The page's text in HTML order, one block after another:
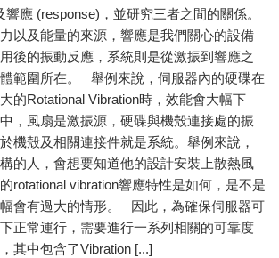
應 (response)，並研究三者之間的關係。
以及能量的來源，響應是我們關心的設備
後的振動反應，系統則是從激振到響應之
範圍所在。 舉例來說，伺服器內的硬碟在
的Rotational Vibration時，效能會大幅下
，風扇是激振源，硬碟與機殼連接處的振
機殼及相關連接件就是系統。舉例來說，
的人，會想要知道他的設計安裝上散熱風
rotational vibration響應特性是如何，是不是
會有過大的情形。 因此，為確保伺服器可
正常運行，需要進行一系列相關的可靠度
其中包含了Vibration [...]